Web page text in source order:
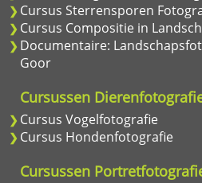
Cursus Sterrensporen
Cursus Compositie in
Documentaire:
Goor
Cursussen
Cursus Vogelfotografie
Cursus Hondenfotografie
Cursussen